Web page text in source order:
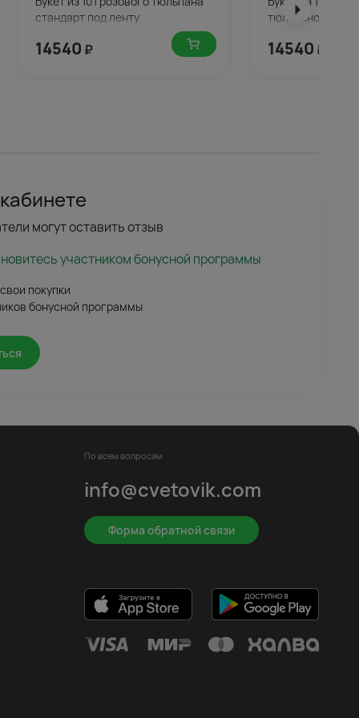
стандарт под ленту
14540 ₽
тюльпанов
14540 ₽
могут оставить отзыв
участником бонусной программы
покупки
бонусной программы
По всем вопросам
info@cvetovik.com
Форма обратной связи